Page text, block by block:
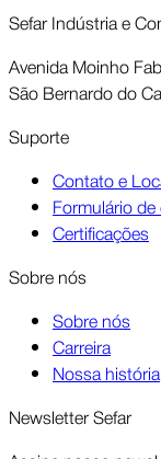
Sefar Indústria e
Avenida Moinho
São Bernardo do
Suporte
Contato e
Formulário
Certificações
Sobre nós
Sobre nós
Carreira
Nossa história
Newsletter Sefar